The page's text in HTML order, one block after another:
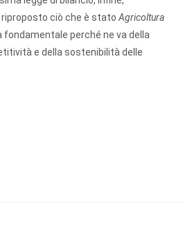
riproposto ciò che è stato Agricoltura
fondamentale perché ne va della
e della sostenibilità delle